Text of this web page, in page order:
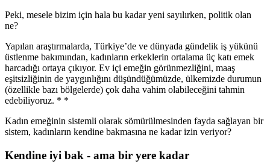
Peki, mesele bizim için hala bu kadar yeni sayılırken, politik olan
ne?
Yapılan araştırmalarda, Türkiye’de ve dünyada gündelik iş yükünü
üstlenme bakımından, kadınların erkeklerin ortalama üç katı emek
harcadığı ortaya çıkıyor. Ev içi emeğin görünmezliğini, maaş
eşitsizliğinin de yaygınlığını düşündüğümüzde, ülkemizde durumun
(özellikle bazı bölgelerde) çok daha vahim olabileceğini tahmin
edebiliyoruz. * *
Kadın emeğinin sistemli olarak sömürülmesinden fayda sağlayan bir
sistem, kadınların kendine bakmasına ne kadar izin veriyor?
Kendine iyi bak - ama bir yere kadar